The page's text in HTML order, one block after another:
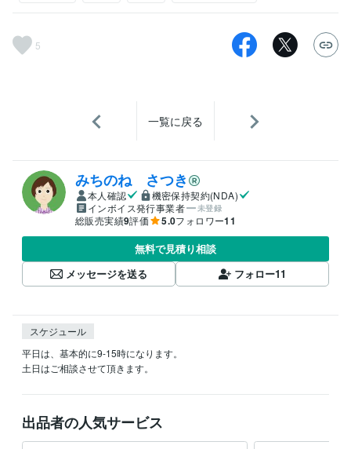
5
一覧に戻る
みちのね さつき
本人確認
機密保持契約(NDA)
インボイス発行事業者
未登録
総販売実績9評価 5.0フォロワー11
無料で見積り相談
メッセージを送る
フォロー11
スケジュール
平日は、基本的に9-15時になります。
土日はご相談させて頂きます。
出品者の人気サービス